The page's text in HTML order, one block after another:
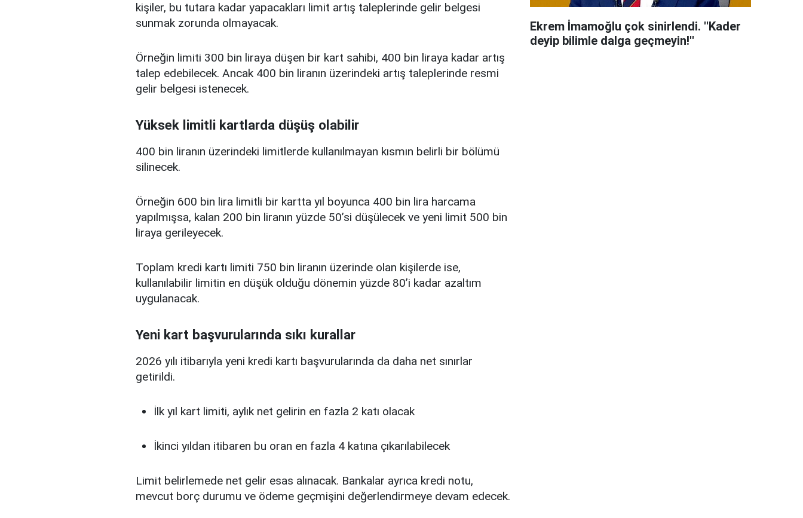
kişiler, bu tutara kadar yapacakları limit artış taleplerinde gelir belgesi
sunmak zorunda olmayacak.
Örneğin limiti 300 bin liraya düşen bir kart sahibi, 400 bin liraya kadar artış
talep edebilecek. Ancak 400 bin liranın üzerindeki artış taleplerinde resmi
gelir belgesi istenecek.
Yüksek limitli kartlarda düşüş olabilir
400 bin liranın üzerindeki limitlerde kullanılmayan kısmın belirli bir bölümü
silinecek.
Örneğin 600 bin lira limitli bir kartta yıl boyunca 400 bin lira harcama
yapılmışsa, kalan 200 bin liranın yüzde 50’si düşülecek ve yeni limit 500 bin
liraya gerileyecek.
Toplam kredi kartı limiti 750 bin liranın üzerinde olan kişilerde ise,
kullanılabilir limitin en düşük olduğu dönemin yüzde 80’i kadar azaltım
uygulanacak.
Yeni kart başvurularında sıkı kurallar
2026 yılı itibarıyla yeni kredi kartı başvurularında da daha net sınırlar
getirildi.
İlk yıl kart limiti, aylık net gelirin en fazla 2 katı olacak
İkinci yıldan itibaren bu oran en fazla 4 katına çıkarılabilecek
Limit belirlemede net gelir esas alınacak. Bankalar ayrıca kredi notu,
mevcut borç durumu ve ödeme geçmişini değerlendirmeye devam edecek.
Ekrem İmamoğlu çok sinirlendi. ''Kader
deyip bilimle dalga geçmeyin!''